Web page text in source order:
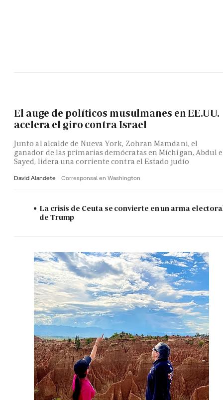
El auge de políticos musulmanes en EE.UU.
acelera el giro contra Israel
Junto al alcalde de Nueva York, Zohran Mamdani, el
ganador de las primarias demócratas en Míchigan, Abdul
Sayed, lidera una corriente contra el Estado judío
David Alandete Corresponsal en Washington
La crisis de Ceuta se convierte en un arma
de Trump